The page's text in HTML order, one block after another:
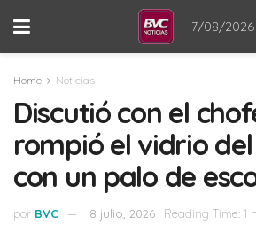
7/08/2026
Home Noticias
Discutió con el
rompió el vidrio
con un palo de
por BVC 8 julio, 2026 Reading Time: 1